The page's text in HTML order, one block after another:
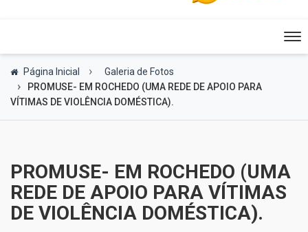
Página Inicial
Galeria de Fotos
PROMUSE- EM ROCHEDO (UMA REDE DE APOIO PARA
VÍTIMAS DE VIOLÊNCIA DOMÉSTICA).
PROMUSE- EM ROCHEDO (UMA
REDE DE APOIO PARA VÍTIMAS
DE VIOLÊNCIA DOMÉSTICA).